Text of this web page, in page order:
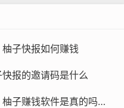
子快报如何赚钱
报的邀请码是什么
柚子平台赚钱是真的还是假的，柚子赚钱软件是真的吗还是假的？